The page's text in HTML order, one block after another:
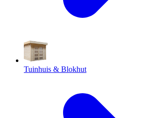
Tuinhuis & Blokhut